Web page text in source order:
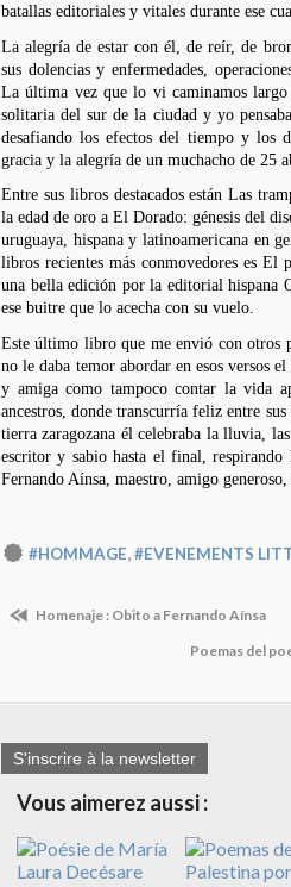
batallas editoriales y vitales durante ese
La alegría de estar con él, de reír, de
sus dolencias y enfermedades,
La última vez que lo vi caminamos
solitaria del sur de la ciudad y yo
desafiando los efectos del tiempo y los
gracia y la alegría de un muchacho de 25
Entre sus libros destacados están Las
la edad de oro a El Dorado: génesis del
uruguaya, hispana y latinoamericana en
libros recientes más conmovedores es El
una bella edición por la editorial hispana
ese buitre que lo acecha con su vuelo.
Este último libro que me envió con otros
no le daba temor abordar en esos versos
y amiga como tampoco contar la vida
ancestros, donde transcurría feliz entre
tierra zaragozana él celebraba la lluvia,
escritor y sabio hasta el final,
Fernando Aínsa, maestro, amigo
#HOMMAGE,#EVENEMENTS
Homenaje : Obito a Fernando Aínsa
Poemas del
S'inscrire à la newsletter
Vous aimerez aussi :